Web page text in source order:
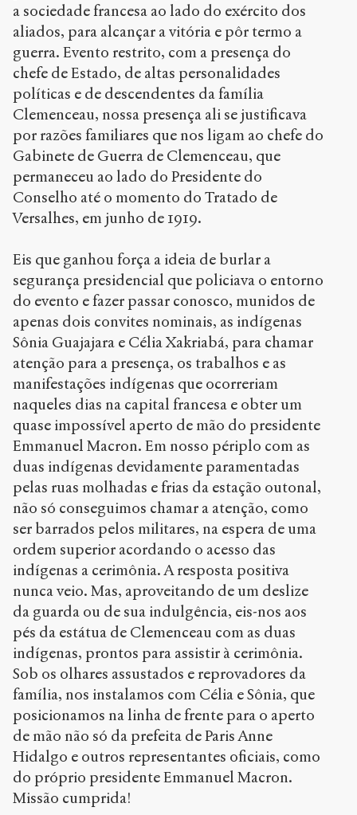
a sociedade francesa ao lado do exército dos
aliados, para alcançar a vitória e pôr termo a
guerra. Evento restrito, com a presença do
chefe de Estado, de altas personalidades
políticas e de descendentes da família
Clemenceau, nossa presença ali se justificava
por razões familiares que nos ligam ao chefe do
Gabinete de Guerra de Clemenceau, que
permaneceu ao lado do Presidente do
Conselho até o momento do Tratado de
Versalhes, em junho de 1919.
Eis que ganhou força a ideia de burlar a
segurança presidencial que policiava o entorno
do evento e fazer passar conosco, munidos de
apenas dois convites nominais, as indígenas
Sônia Guajajara e Célia Xakriabá, para chamar
atenção para a presença, os trabalhos e as
manifestações indígenas que ocorreriam
naqueles dias na capital francesa e obter um
quase impossível aperto de mão do presidente
Emmanuel Macron. Em nosso périplo com as
duas indígenas devidamente paramentadas
pelas ruas molhadas e frias da estação outonal,
não só conseguimos chamar a atenção, como
ser barrados pelos militares, na espera de uma
ordem superior acordando o acesso das
indígenas a cerimônia. A resposta positiva
nunca veio. Mas, aproveitando de um deslize
da guarda ou de sua indulgência, eis-nos aos
pés da estátua de Clemenceau com as duas
indígenas, prontos para assistir à cerimônia.
Sob os olhares assustados e reprovadores da
família, nos instalamos com Célia e Sônia, que
posicionamos na linha de frente para o aperto
de mão não só da prefeita de Paris Anne
Hidalgo e outros representantes oficiais, como
do próprio presidente Emmanuel Macron.
Missão cumprida!